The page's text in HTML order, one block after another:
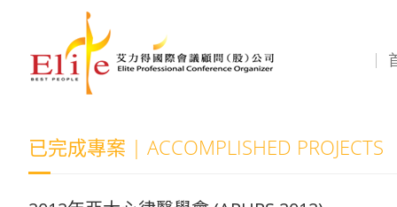
已完成專案 | ACCOMPLISHED PROJECTS